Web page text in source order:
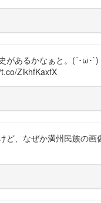
あるかなぁと。(´･ω
ZlkhfKaxfX
、なぜか満州民族の